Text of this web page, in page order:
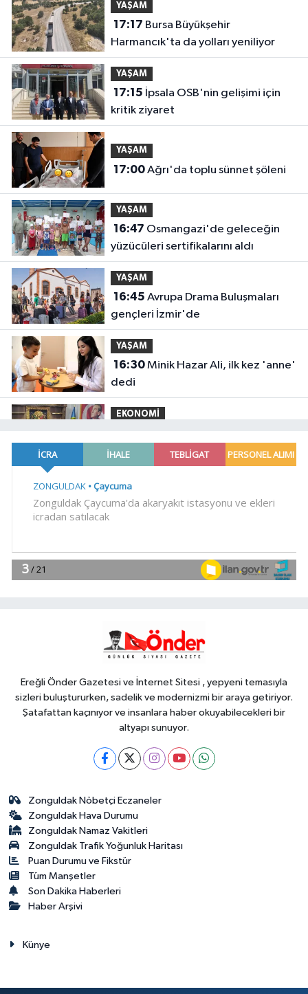
YAŞAM
17:17
Harmancık'ta da yolları yeniliyor
YAŞAM
17:15
kritik ziyaret
YAŞAM
17:00Ağrı'da toplu sünnet şöleni
YAŞAM
16:47
yüzücüleri sertifikalarını aldı
YAŞAM
16:45
gençleri İzmir'de
YAŞAM
16:30Minik Hazar Ali, ilk kez 'anne'
dedi
EKONOMİ
açıklama
YAŞAM
16:19 Toplu taşımaya sıkı denetim
16:17Emekli Kafe'de kuaför ve
berber hizmeti başladı
95,7 başarı
Ereğli Önder Gazetesi ve İnternet Sitesi , yepyeni temasıyla
sizleri buluştururken, sadelik ve modernizmi bir araya getiriyor.
Şatafattan kaçınıyor ve insanlara haber okuyabilecekleri bir
altyapı sunuyor.
Zonguldak Nöbetçi Eczaneler
Zonguldak Hava Durumu
Zonguldak Namaz Vakitleri
Zonguldak Trafik Yoğunluk Haritası
Puan Durumu ve Fikstür
Tüm Manşetler
Son Dakika Haberleri
Haber Arşivi
Künye